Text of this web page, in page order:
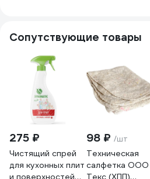
Сопутствующие товары
275 ₽
Чистящий спрей
для кухонных плит
и поверхностей
98 ₽ /шт
Техническая
салфетка
Текс (ХПП)